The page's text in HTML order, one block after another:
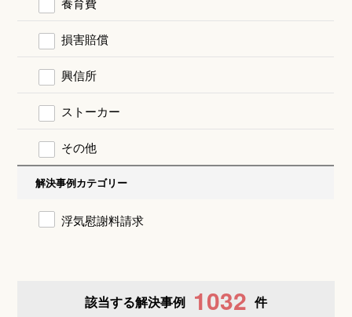
損害賠償
興信所
ストーカー
その他
解決事例カテゴリー
浮気慰謝料請求
該当する解決事例 1032 件